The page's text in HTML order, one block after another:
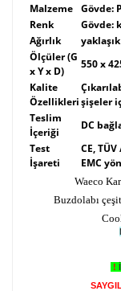
Malzeme Gövde:
Renk
Gövde:
Ağırlık
Ölçüler (G
x Y x D)
550 x
Kalite
Özelliklerişişeler
Teslim
İçeriği
DC
Test
İşareti
CE,
EMC
Waeco
Buzdolabı
!